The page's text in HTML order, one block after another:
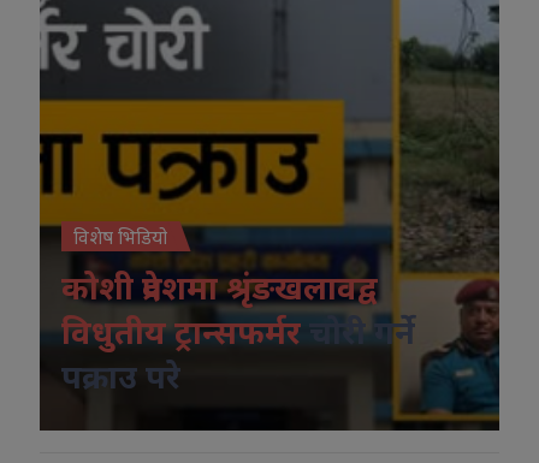
विशेष भिडियो
कोशी प्रदेशमा श्रृंङखलावद्व
विधुतीय ट्रान्सफर्मर
चोरी गर्ने
पक्राउ परे